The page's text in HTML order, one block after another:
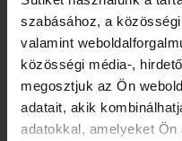
szabásához, a
valamint
közösségi média-,
megosztjuk az Ön
adatait, akik
adatokkal, amelyeket
Barbara
1